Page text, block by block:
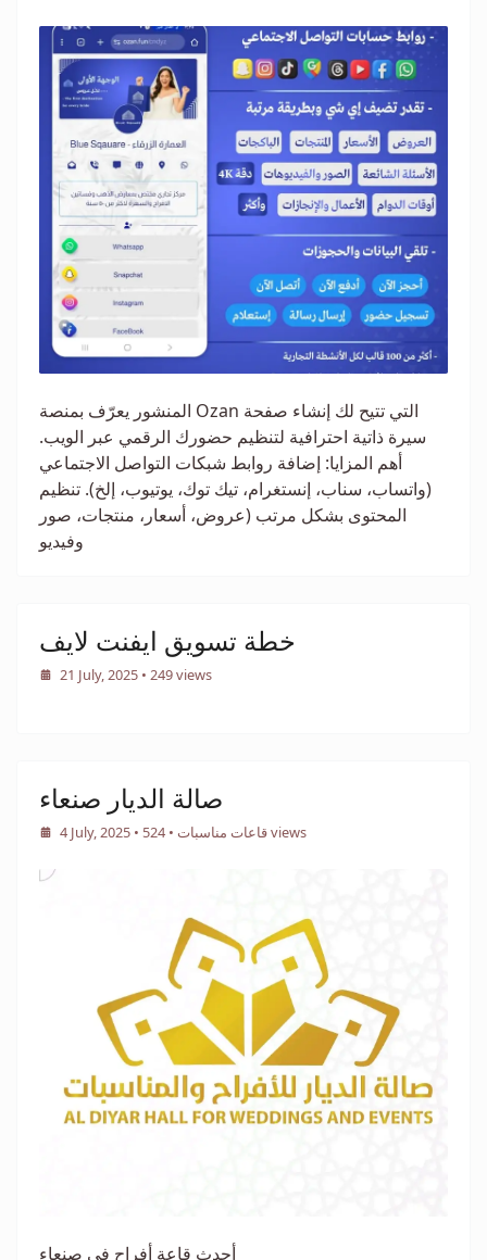
المنشور يعرّف بمنصة Ozan التي تتيح لك إنشاء صفحة
سيرة ذاتية احترافية لتنظيم حضورك الرقمي عبر الويب.
أهم المزايا: إضافة روابط شبكات التواصل الاجتماعي
(واتساب، سناب، إنستغرام، تيك توك، يوتيوب، إلخ). تنظيم
المحتوى بشكل مرتب (عروض، أسعار، منتجات، صور
وفيديو
خطة تسويق ايفنت لايف
21 July, 2025 • 249 views
صالة الديار صنعاء
4 July, 2025 • قاعات مناسبات• 524 views
أحدث قاعة أفراح في صنعاء